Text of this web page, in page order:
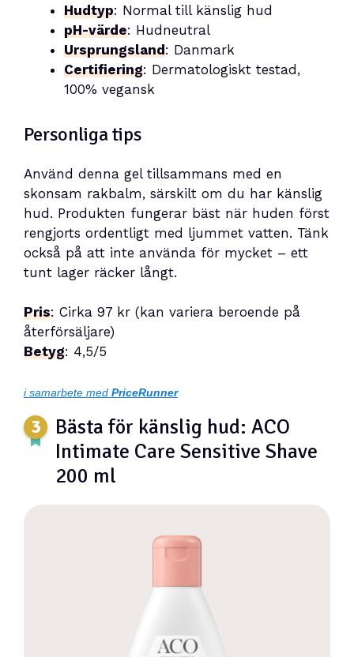
Hudtyp: Normal till känslig hud
pH-värde: Hudneutral
Ursprungsland: Danmark
Certifiering: Dermatologiskt testad,
100% vegansk
Personliga tips
Använd denna gel tillsammans med en
skonsam rakbalm, särskilt om du har känslig
hud. Produkten fungerar bäst när huden först
rengjorts ordentligt med ljummet vatten. Tänk
också på att inte använda för mycket – ett
tunt lager räcker långt.
Pris: Cirka 97 kr (kan variera beroende på
återförsäljare)
Betyg: 4,5/5
i samarbete med PriceRunner
Bästa för känslig hud: ACO
Intimate Care Sensitive Shave
200 ml